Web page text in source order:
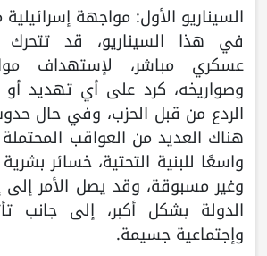
السيناريو الأول: مواجهة
في هذا السيناريو، قد
عسكري مباشر، لإستهداف
وصواريخه، كرد على أي تهديد
الردع من قبل الحزب، وفي حال
هناك العديد من العواقب
واسعًا للبنية التحتية، خسائر
وغير مسبوقة، وقد يصل الأمر
الدولة بشكل أكبر، إلى جانب
وإجتماعية جسيمة.